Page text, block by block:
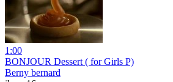
1:00
BONJOUR Dessert ( for Girls P)
Berny bernard